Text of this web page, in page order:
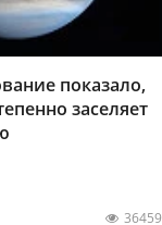
показало,
заселяет
36459